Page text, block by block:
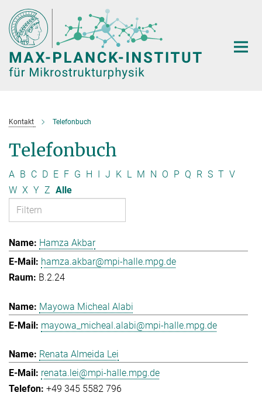
Hauptinhalt
Kontakt Telefonbuch
Telefonbuch
A B C D E F G H I J K L M N O P Q R S T V
W X Y Z Alle
Hamza Akbar
hamza.akbar@mpi-halle.mpg.de
B.2.24
Mayowa Micheal Alabi
mayowa_micheal.alabi@mpi-halle.mpg.de
Renata Almeida Lei
renata.lei@mpi-halle.mpg.de
+49 345 5582 796